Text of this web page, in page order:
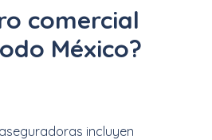
comercial
México?
incluyen